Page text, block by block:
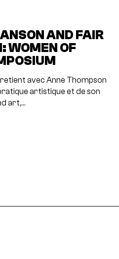
AND FAIR
WOMEN OF
avec Anne Thompson
artistique et de son
art,…